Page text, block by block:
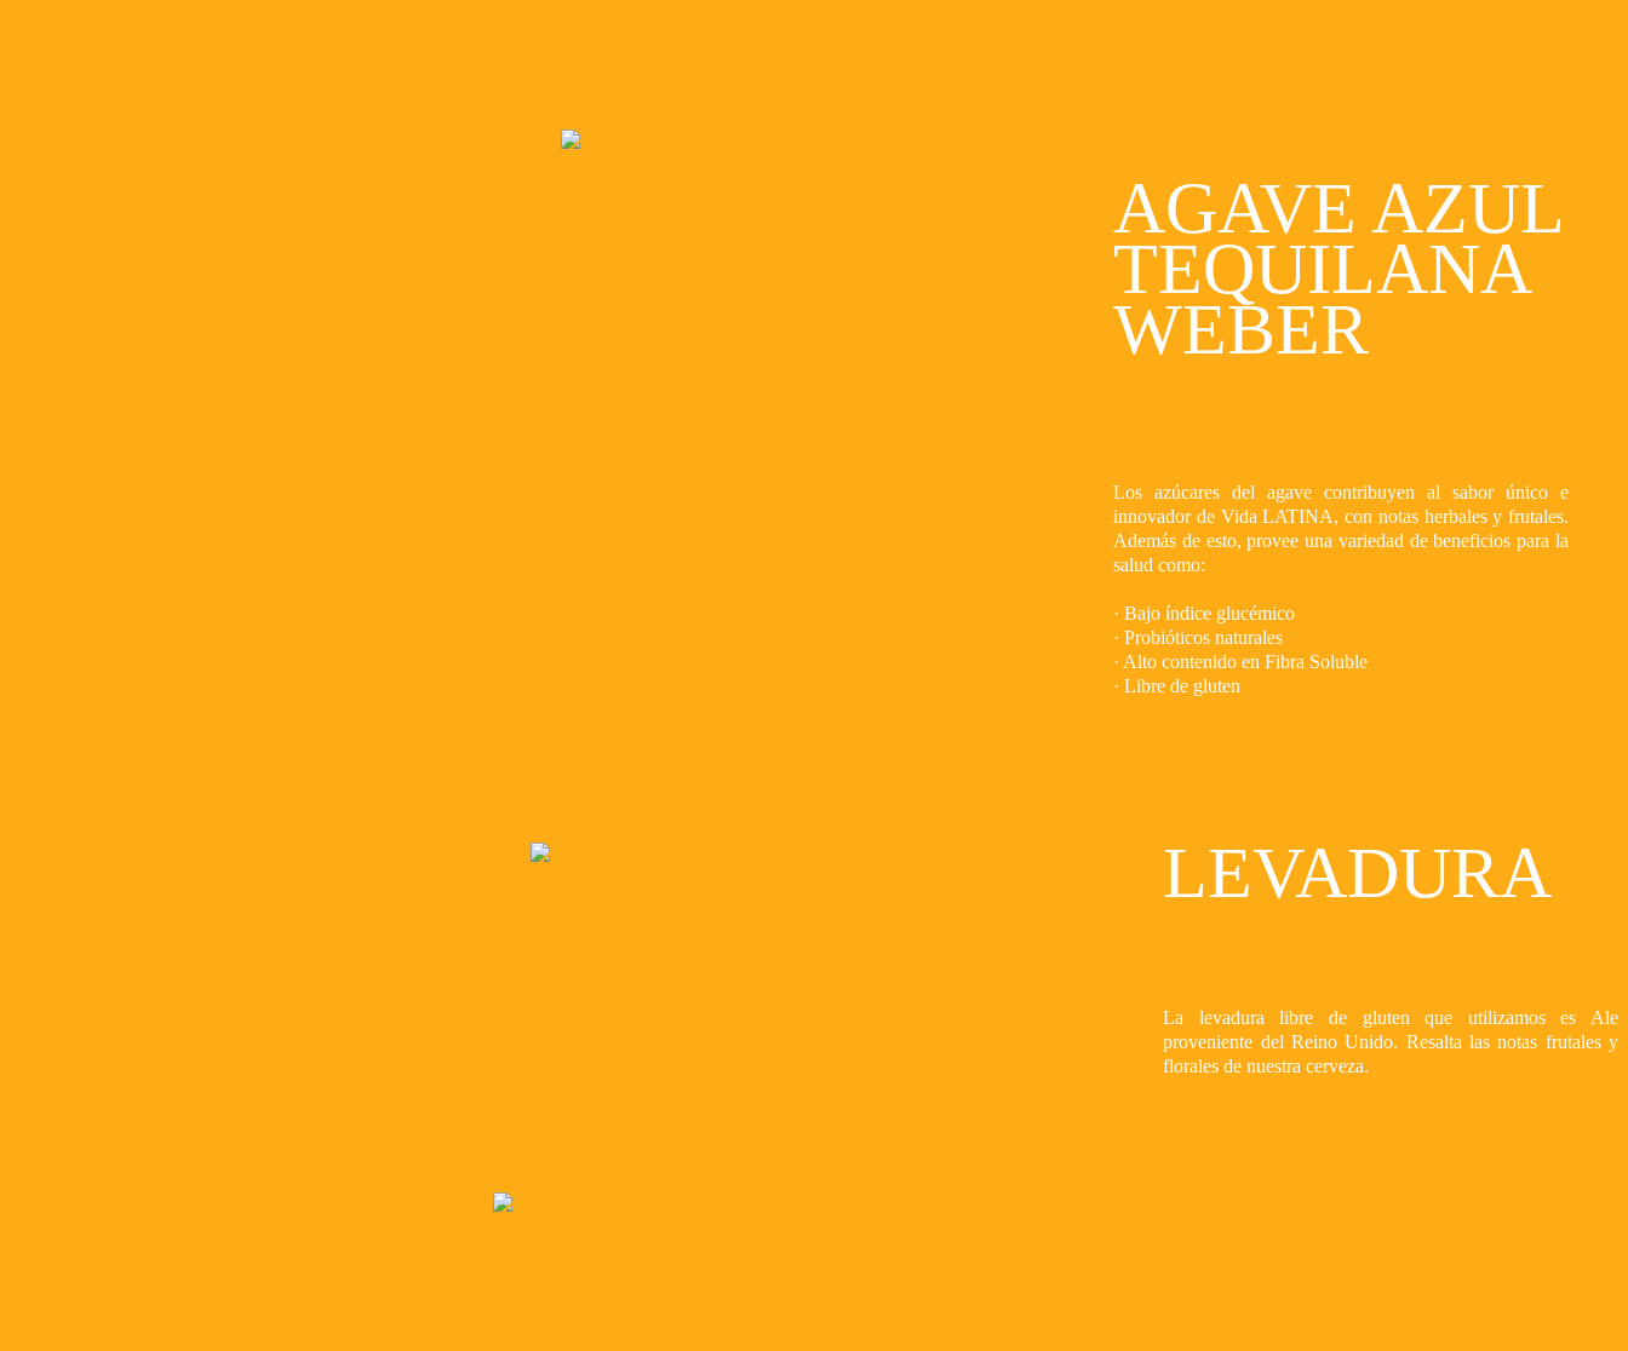
AGAVE AZUL
TEQUILANA
WEBER
Los azúcares del agave contribuyen al sabor único e
innovador de Vida LATINA, con notas herbales y frutales.
Además de esto, provee una variedad de beneficios para la
salud como:
· Bajo índice glucémico
· Probióticos naturales
· Alto contenido en Fibra Soluble
· Libre de gluten
LEVADURA
La levadura libre de gluten que utilizamos es Ale
proveniente del Reino Unido. Resalta las notas frutales y
florales de nuestra cerveza.